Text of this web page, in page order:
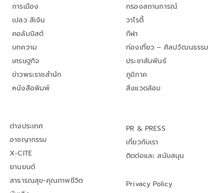
การเมือง
เปลว สีเงิน
คอลัมนิสต์
บทความ
เศรษฐกิจ
ข่าวพระราชสำนัก
หนังสือพิมพ์
กรองสถานการณ์
วาไรตี้
กีฬา
ท่องเที่ยว – ศิลปวัฒนธรรม
ประชาสัมพันธ์
ภูมิภาค
สิ่งแวดล้อม
ต่างประเทศ
อาชญากรรม
X-CITE
ยานยนต์
สาธารณสุข-คุณภาพชีวิต
PR & PRESS
เกี่ยวกับเรา
ติดต่อและ สนับสนุน
Privacy Policy